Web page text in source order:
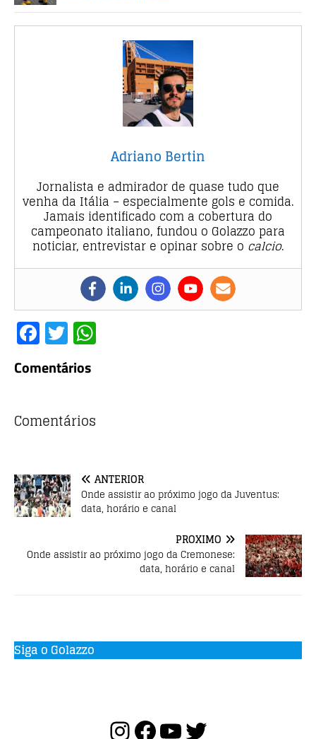
Adriano Bertin
Jornalista e admirador de quase tudo que
venha da Itália – especialmente gols e comida.
Jamais identificado com a cobertura do
campeonato italiano, fundou o Golazzo para
noticiar, entrevistar e opinar sobre o calcio.
F
a
c
b
o
k
T
w
it
r
p
Comentários
Comentários
ANTERIOR
Onde assistir ao próximo jogo da Juventus:
data, horário e canal
PRÓXIMO
Onde assistir ao próximo jogo da Cremonese:
data, horário e canal
Siga o Golazzo